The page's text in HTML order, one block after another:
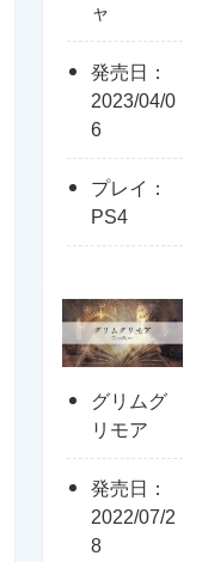
ャ
発売日：
2023/04/0
6
プレイ：
PS4
グリムグ
リモア
発売日：
2022/07/2
8